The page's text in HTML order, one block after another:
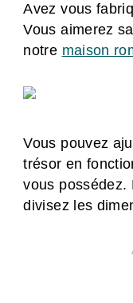
Avez vous
Vous aimerez
notre maison
Vous pouvez
trésor en
vous possédez.
divisez les